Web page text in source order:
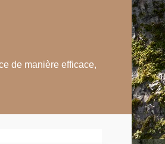
de manière efficace,